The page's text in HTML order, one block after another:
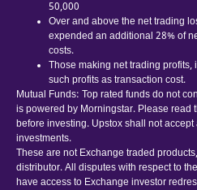
50,000
Over and above the net trading
expended an additional 28% of
costs.
Those making net trading
such profits as transaction cost.
Mutual Funds: Top rated funds do not
is powered by Morningstar. Please read
before investing. Upstox shall not
investments.
These are not Exchange traded
distributor. All disputes with respect to
have access to Exchange investor